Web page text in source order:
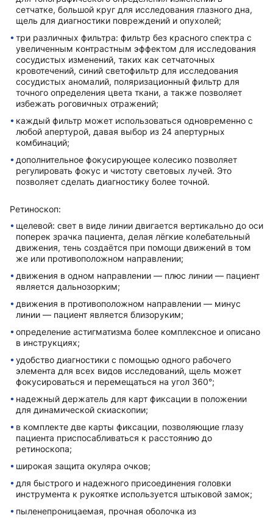
сетчатке, большой круг для исследования глазного дна,
щель для диагностики повреждений и опухолей;
три различных фильтра: фильтр без красного спектра с
увеличенным контрастным эффектом для исследования
сосудистых изменений, таких как сетчаточных
кровотечений, синий светофильтр для исследования
сосудистых аномалий, поляризационный фильтр для
точного определения цвета ткани, а также позволяет
избежать роговичных отражений;
каждый фильтр может использоваться одновременно с
любой апертурой, давая выбор из 24 апертурных
комбинаций;
дополнительное фокусирующее колесико позволяет
регулировать фокус и чистоту световых лучей. Это
позволяет сделать диагностику более точной.
Ретиноскоп:
щелевой: свет в виде линии двигается вертикально до оси
поперек зрачка пациента, делая лёгкие колебательный
движения, тень создаётся при помощи движений в том
же или противоположном направлении;
движения в одном направлении — плюс линии — пациент
является дальнозорким;
движения в противоположном направлении — минус
линии — пациент является близоруким;
определение астигматизма более комплексное и описано
в инструкциях;
удобство диагностики с помощью одного рабочего
элемента для всех видов исследований, щель может
фокусироваться и перемещаться на угол 360°;
надежный держатель для карт фиксации в положении
для динамической скиаскопии;
в комплекте две карты фиксации, позволяющие глазу
пациента приспосабливаться к расстоянию до
ретиноскопа;
широкая защита окуляра очков;
для быстрого и надежного присоединения головки
инструмента к рукоятке используется штыковой замок;
пыленепроницаемая, прочная оболочка из